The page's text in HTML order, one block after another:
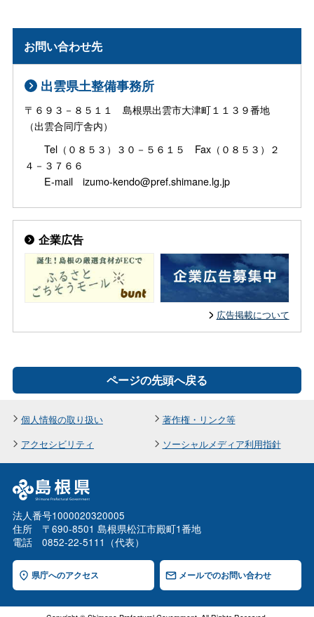
お問い合わせ先
出雲県土整備事務所
〒６９３－８５１１ 島根県出雲市大津町１１３９番地
（出雲合同庁舎内）
Tel（０８５３）３０－５６１５ Fax（０８５３）２
４－３７６６
E-mail izumo-kendo@pref.shimane.lg.jp
企業広告
広告掲載について
ページの先頭へ戻る
個人情報の取り扱い
著作権・リンク等
アクセシビリティ
ソーシャルメディア利用指針
法人番号1000020320005
住所 〒690-8501 島根県松江市殿町1番地
電話 0852-22-5111（代表）
県庁へのアクセス メールでのお問い合わせ